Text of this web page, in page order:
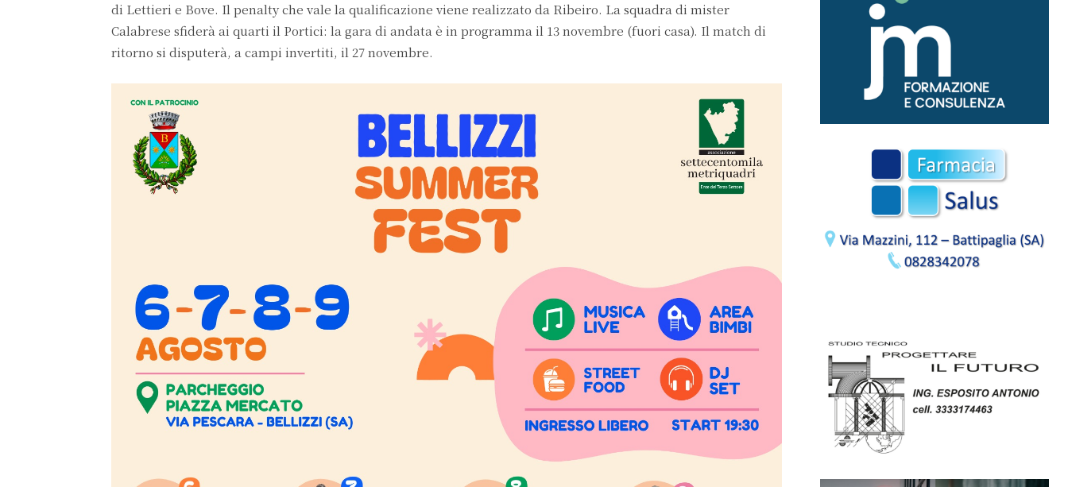
di Lettieri e Bove. Il penalty che vale la qualificazione viene realizzato da Ribeiro. La squadra di mister
Calabrese sfiderà ai quarti il Portici: la gara di andata è in programma il 13 novembre (fuori casa). Il match di
ritorno si disputerà, a campi invertiti, il 27 novembre.